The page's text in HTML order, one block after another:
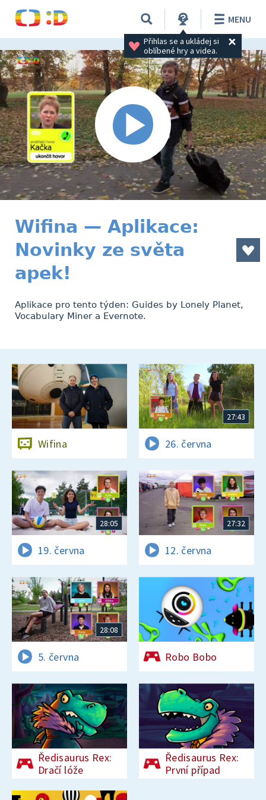
Přihlas se a ukládej si
oblíbené hry a videa.
MENU
Wifina — Aplikace:
Novinky ze světa
apek!
Aplikace pro tento týden: Guides by Lonely Planet,
Vocabulary Miner a Evernote.
Wifina
27:43
26. června
28:05
19. června
27:32
12. června
28:08
5. června Robo Bobo
Ředisaurus Rex:
Dračí lóže
Ředisaurus Rex:
První případ